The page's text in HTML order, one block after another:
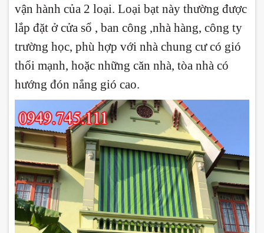
vận hành của 2 loại. Loại bạt này thường được
lắp đặt ở cửa sổ , ban công ,nhà hàng, công ty
trường học, phù hợp với nhà chung cư có gió
thổi mạnh, hoặc những căn nhà, tòa nhà có
hướng đón nắng gió cao.